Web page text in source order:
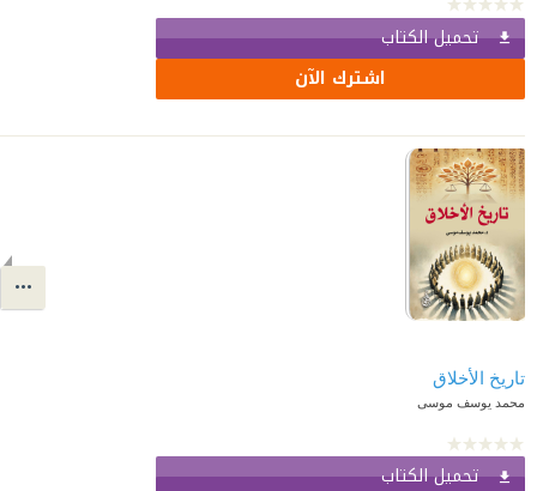
تحميل الكتاب
اشترك الآن
تاريخ الأخلاق
محمد يوسف موسى
تحميل الكتاب